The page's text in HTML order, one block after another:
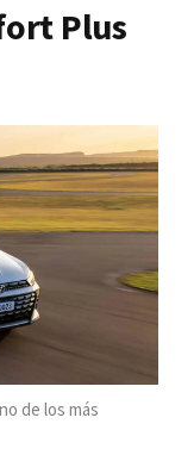
Plus
de los más